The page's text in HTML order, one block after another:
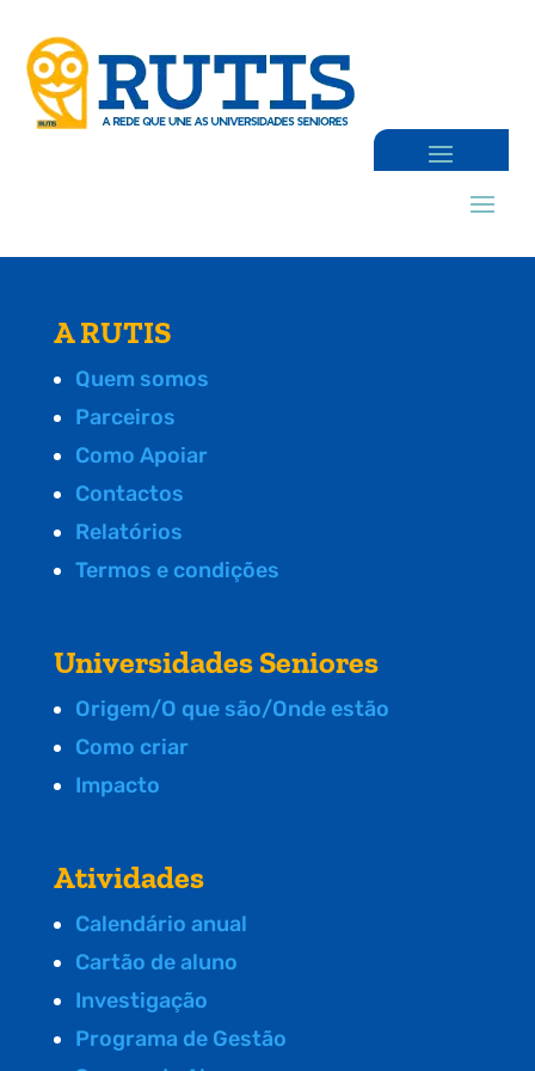
A RUTIS
Quem somos
Parceiros
Como Apoiar
Contactos
Relatórios
Termos e condições
Universidades Seniores
Origem/O que são/Onde estão
Como criar
Impacto
Atividades
Calendário anual
Cartão de aluno
Investigação
Programa de Gestão